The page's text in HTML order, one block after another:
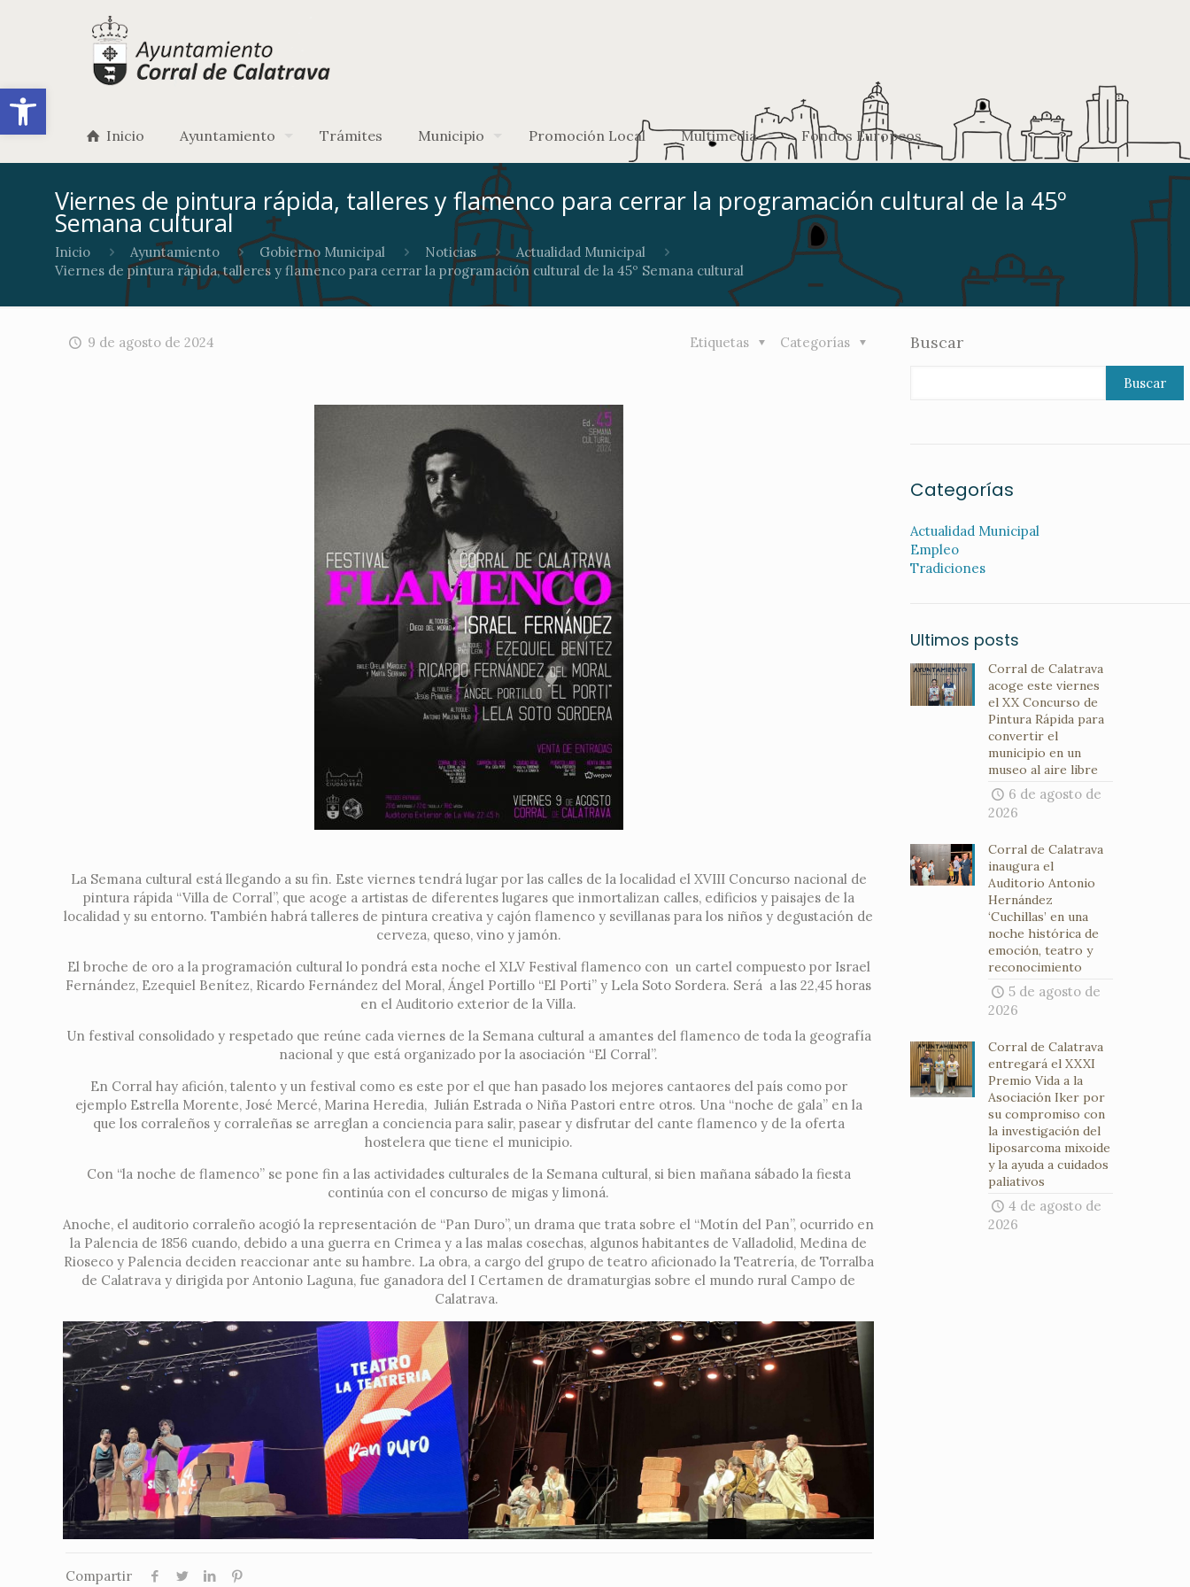
Abrir barra de herramientas
Inicio Ayuntamiento Trámites Municipio Promoción Local Multimedia Fondos Europeos
Viernes de pintura rápida, talleres y flamenco para cerrar la programación cultural de la 45º
Semana cultural
Inicio Ayuntamiento Gobierno Municipal Noticias
Actualidad Municipal
Viernes de pintura rápida, talleres y flamenco para cerrar la programación cultural de la 45º Semana cultural
9 de agosto de 2024 Categorías
Etiquetas
La Semana cultural está llegando a su fin. Este viernes tendrá lugar por las calles de la localidad el XVIII Concurso nacional de
pintura rápida “Villa de Corral”, que acoge a artistas de diferentes lugares que inmortalizan calles, edificios y paisajes de la
localidad y su entorno. También habrá talleres de pintura creativa y cajón flamenco y sevillanas para los niños y degustación de
cerveza, queso, vino y jamón.
El broche de oro a la programación cultural lo pondrá esta noche el XLV Festival flamenco con un cartel compuesto por Israel
Fernández, Ezequiel Benítez, Ricardo Fernández del Moral, Ángel Portillo “El Porti” y Lela Soto Sordera. Será a las 22,45 horas
en el Auditorio exterior de la Villa.
Un festival consolidado y respetado que reúne cada viernes de la Semana cultural a amantes del flamenco de toda la geografía
nacional y que está organizado por la asociación “El Corral”.
En Corral hay afición, talento y un festival como es este por el que han pasado los mejores cantaores del país como por
ejemplo Estrella Morente, José Mercé, Marina Heredia, Julián Estrada o Niña Pastori entre otros. Una “noche de gala” en la
que los corraleños y corraleñas se arreglan a conciencia para salir, pasear y disfrutar del cante flamenco y de la oferta
hostelera que tiene el municipio.
Con “la noche de flamenco” se pone fin a las actividades culturales de la Semana cultural, si bien mañana sábado la fiesta
continúa con el concurso de migas y limoná.
Anoche, el auditorio corraleño acogió la representación de “Pan Duro”, un drama que trata sobre el “Motín del Pan”, ocurrido en
la Palencia de 1856 cuando, debido a una guerra en Crimea y a las malas cosechas, algunos habitantes de Valladolid, Medina de
Rioseco y Palencia deciden reaccionar ante su hambre. La obra, a cargo del grupo de teatro aficionado la Teatrería, de Torralba
de Calatrava y dirigida por Antonio Laguna, fue ganadora del I Certamen de dramaturgias sobre el mundo rural Campo de
Calatrava.
Compartir
Buscar
Buscar
Categorías
Actualidad Municipal
Empleo
Tradiciones
Ultimos posts
Corral de Calatrava
acoge este viernes
el XX Concurso de
Pintura Rápida para
convertir el
municipio en un
museo al aire libre
6 de agosto de
2026
Corral de Calatrava
inaugura el
Auditorio Antonio
Hernández
‘Cuchillas’ en una
noche histórica de
emoción, teatro y
reconocimiento
5 de agosto de
2026
Corral de Calatrava
entregará el XXXI
Premio Vida a la
Asociación Iker por
su compromiso con
la investigación del
liposarcoma mixoide
y la ayuda a cuidados
paliativos
4 de agosto de
2026